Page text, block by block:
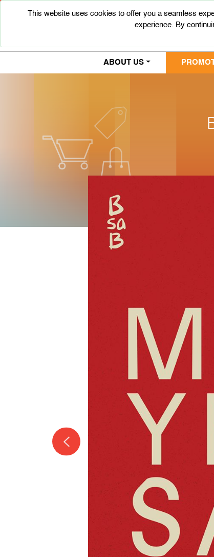
This website uses cookies to offer you a seamless
experience. By
ABOUT US